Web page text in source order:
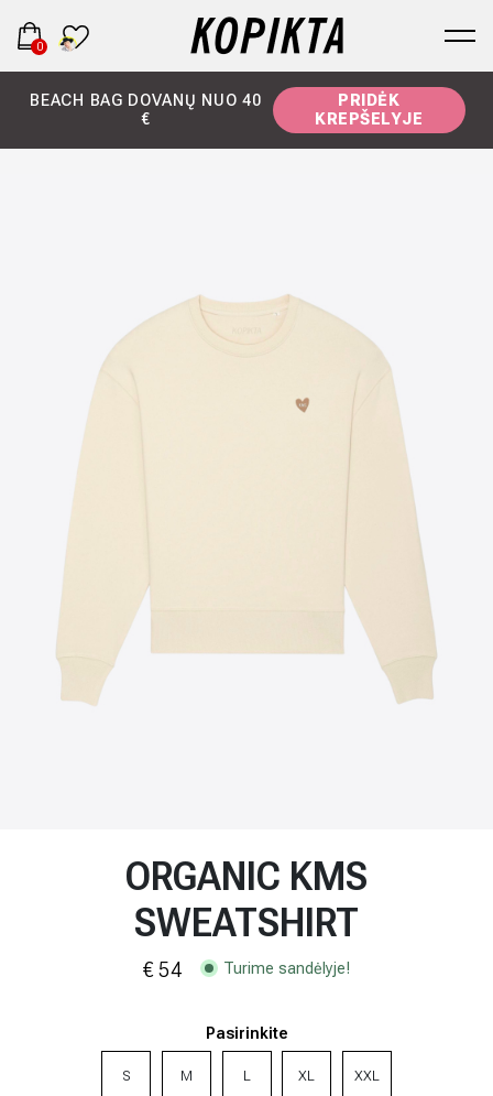
0
BEACH BAG DOVANŲ NUO 40
PRIDĖK
KREPŠELYJE
ORGANIC KMS
SWEATSHIRT
€ 54 Turime sandėlyje!
Pasirinkite
S M L XL XXL